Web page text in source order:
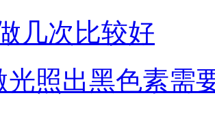
几次比较好
光照出黑色素需